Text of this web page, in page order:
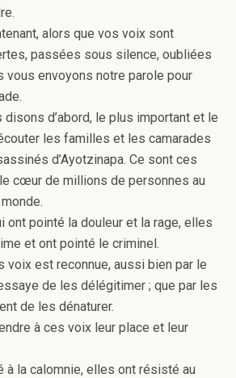
alors que vos voix sont
passées sous silence, oubliées
vous envoyons notre parole pour
disons d’abord, le plus important et le
les familles et les camarades
d’Ayotzinapa. Ce sont ces
cœur de millions de personnes au
ont pointé la douleur et la rage, elles
et ont pointé le criminel.
voix est reconnue, aussi bien par le
de les délégitimer ; que par les
de les dénaturer.
à ces voix leur place et leur
à la calomnie, elles ont résisté au